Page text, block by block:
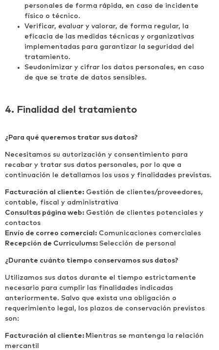
personales de forma rápida, en caso de incidente
físico o técnico.
Verificar, evaluar y valorar, de forma regular, la
eficacia de las medidas técnicas y organizativas
implementadas para garantizar la seguridad del
tratamiento.
Seudonimizar y cifrar los datos personales, en caso
de que se trate de datos sensibles.
4. Finalidad del tratamiento
¿Para qué queremos tratar sus datos?
Necesitamos su autorización y consentimiento para
recabar y tratar sus datos personales, por lo que a
continuación le detallamos los usos y finalidades previstas.
Facturación al cliente: Gestión de clientes/proveedores,
contable, fiscal y administrativa
Consultas página web: Gestión de clientes potenciales y
contactos
Envío de correo comercial: Comunicaciones comerciales
Recepción de Curriculums: Selección de personal
¿Durante cuánto tiempo conservamos sus datos?
Utilizamos sus datos durante el tiempo estrictamente
necesario para cumplir las finalidades indicadas
anteriormente. Salvo que exista una obligación o
requerimiento legal, los plazos de conservación previstos
son:
Facturación al cliente: Mientras se mantenga la relación
mercantil